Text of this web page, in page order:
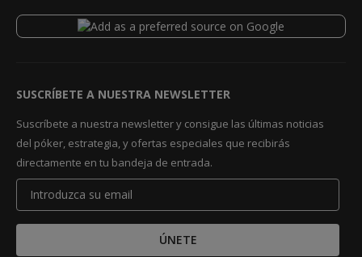
SUSCRÍBETE A NUESTRA NEWSLETTER
Suscríbete a nuestra newsletter y consigue las últimas noticias
del póker, estrategia, y ofertas especiales que recibirás
directamente en tu bandeja de entrada.
ÚNETE